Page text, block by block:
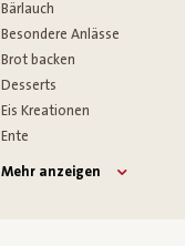
Bärlauch
Besondere Anlässe
Brot backen
Desserts
Eis Kreationen
Ente
Mehr anzeigen